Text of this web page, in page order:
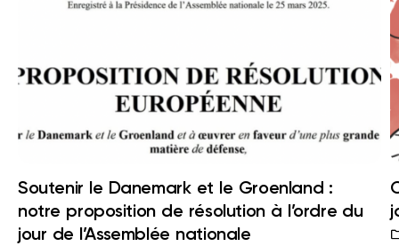
Soutenir le Danemark et le Groenland :
notre proposition de résolution à l’ordre du
jour de l’Assemblée nationale